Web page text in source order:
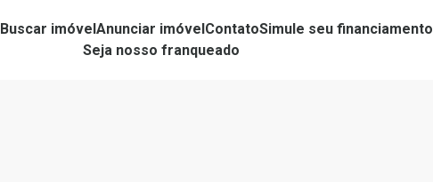
Buscar imóvelAnunciar imóvelContatoSimule seu financiamento
Seja nosso franqueado